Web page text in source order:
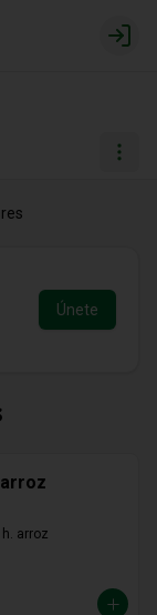
Login
Únete
arroz